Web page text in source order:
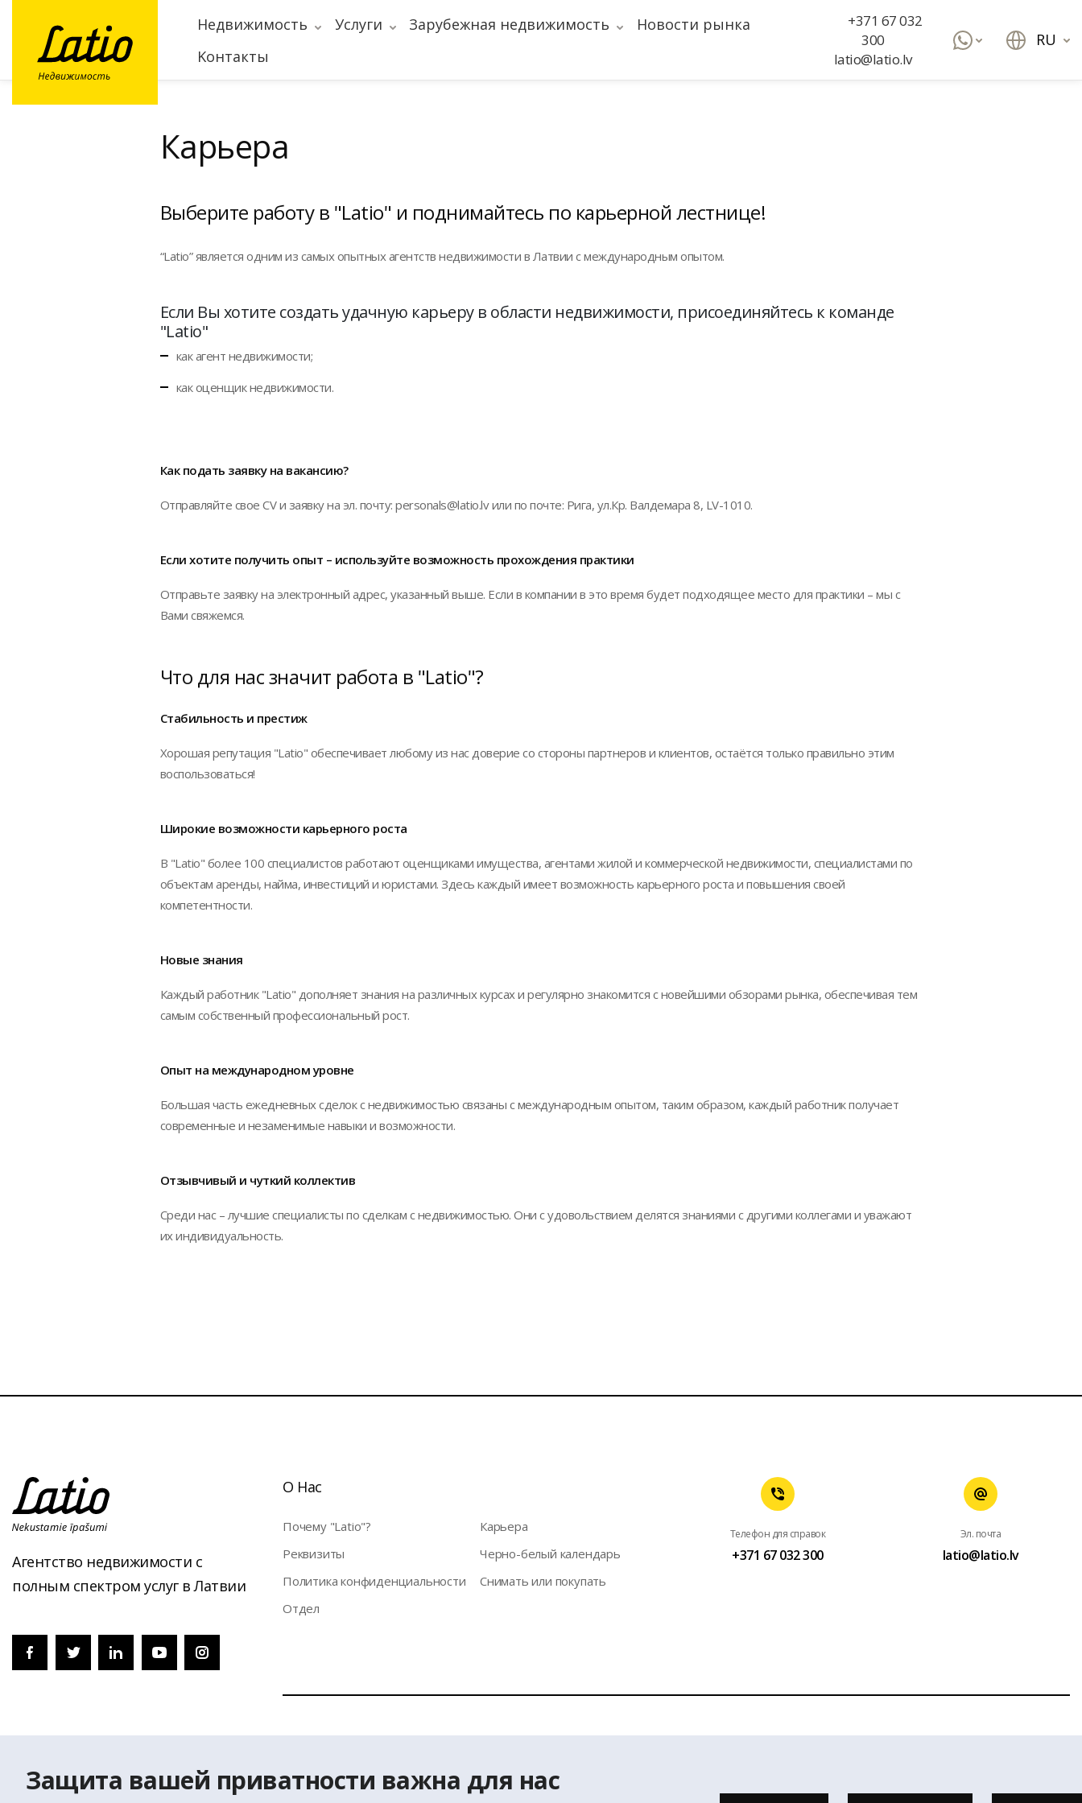
Hедвижимость Услуги Зарубежная недвижимость
Новости рынка
Kонтакты
+371 67 032
300
latio@latio.lv
RU
Карьера
Выберите работу в "Latio" и поднимайтесь по карьерной лестнице!
“Latio” является одним из самых опытных агентств недвижимости в Латвии с международным опытом.
Если Вы хотите создать удачную карьеру в области недвижимости, присоединяйтесь к команде
"Latio"
как агент недвижимости;
как оценщик недвижимости.
Как подать заявку на вакансию?
Отправляйте свое CV и заявку на эл. почту: personals@latio.lv или по почте: Рига, ул.Кр. Валдемара 8, LV-1010.
Если хотите получить опыт – используйте возможность прохождения практики
Отправьте заявку на электронный адрес, указанный выше. Если в компании в это время будет подходящее место для практики – мы с
Вами свяжемся.
Что для нас значит работа в "Latio"?
Стабильность и престиж
Хорошая репутация "Latio" обеспечивает любому из нас доверие со стороны партнеров и клиентов, остаётся только правильно этим
воспользоваться!
Широкие возможности карьерного роста
В "Latio" более 100 специалистов работают оценщиками имущества, агентами жилой и коммерческой недвижимости, специалистами по
объектам аренды, найма, инвестиций и юристами. Здесь каждый имеет возможность карьерного роста и повышения своей
компетентности.
Новые знания
Каждый работник "Latio" дополняет знания на различных курсах и регулярно знакомится с новейшими обзорами рынка, обеспечивая тем
самым собственный профессиональный рост.
Опыт на международном уровне
Большая часть ежедневных сделок с недвижимостью связаны с международным опытом, таким образом, каждый работник получает
современные и незаменимые навыки и возможности.
Отзывчивый и чуткий коллектив
Среди нас – лучшие специалисты по сделкам с недвижимостью. Они с удовольствием делятся знаниями с другими коллегами и уважают
их индивидуальность.
Агентство недвижимости с
полным спектром услуг в Латвии
О Нас
Почему "Latio"?
Pеквизиты
Политика конфиденциальности
Отдел
Карьера
Черно-белый календарь
Снимать или покупать
Телефон для справок
+371 67 032 300
Эл. почта
latio@latio.lv
служба
Защита вашей приватности важна для нас